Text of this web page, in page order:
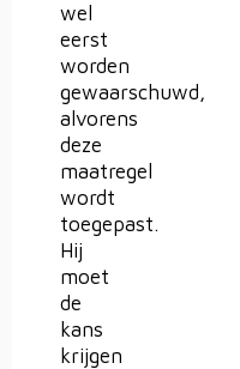
wel
eerst
worden
gewaarschuwd,
alvorens
deze
maatregel
wordt
toegepast.
Hij
moet
de
kans
krijgen